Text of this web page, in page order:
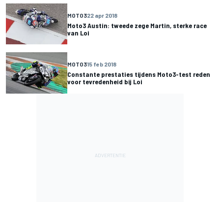
MOTO322 apr 2018
Moto3 Austin: tweede zege Martin, sterke race
van Loi
MOTO315 feb 2018
Constante prestaties tijdens Moto3-test reden
voor tevredenheid bij Loi